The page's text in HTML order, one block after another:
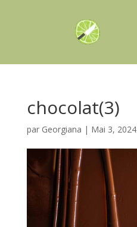
chocolat(3)
par Georgiana | Mai 3, 2024